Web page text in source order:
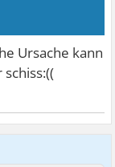
Ursache kann